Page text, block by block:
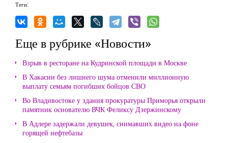
Теги:
Еще в рубрике «Новости»
Взрыв в ресторане на Кудринской площади в Москве
В Хакасии без лишнего шума отменили миллионную
выплату семьям погибших бойцов СВО
Во Владивостоке у здания прокуратуры Приморья открыли
памятник основателю ВЧК Феликсу Дзержинскому
В Адлере задержали девушек, снимавших видео на фоне
горящей нефтебазы